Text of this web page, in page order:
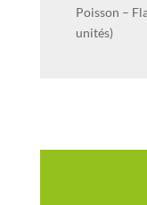
Poisson –
unités)